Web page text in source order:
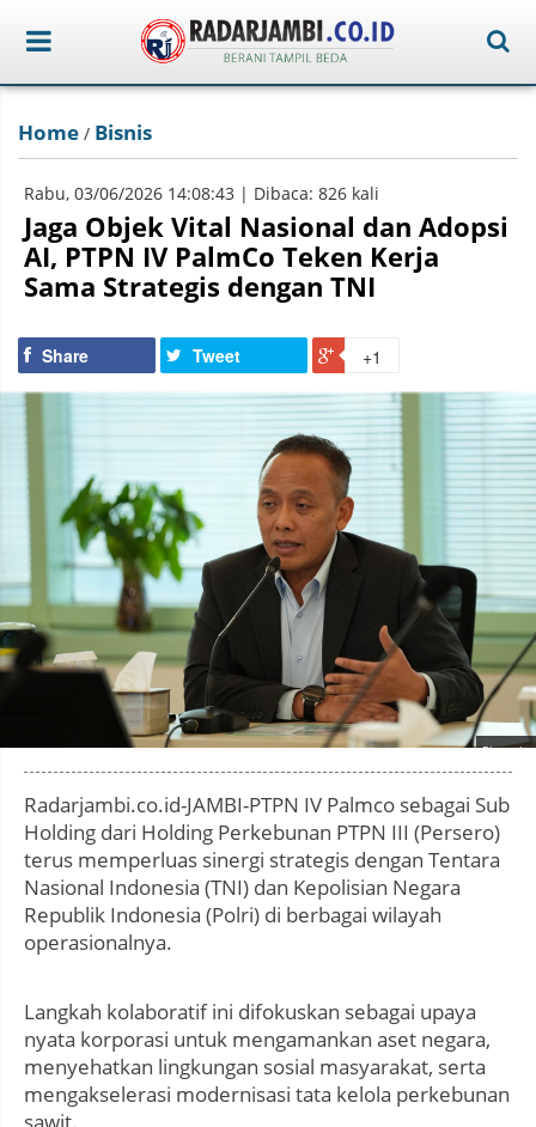
Home / Bisnis
Rabu, 03/06/2026 14:08:43 | Dibaca: 826 kali
Jaga Objek Vital Nasional dan Adopsi
AI, PTPN IV PalmCo Teken Kerja
Sama Strategis dengan TNI
Share Tweet +1
Photo by
Radarjambi.co.id-JAMBI-PTPN IV Palmco sebagai Sub
Holding dari Holding Perkebunan PTPN III (Persero)
terus memperluas sinergi strategis dengan Tentara
Nasional Indonesia (TNI) dan Kepolisian Negara
Republik Indonesia (Polri) di berbagai wilayah
operasionalnya.
Langkah kolaboratif ini difokuskan sebagai upaya
nyata korporasi untuk mengamankan aset negara,
menyehatkan lingkungan sosial masyarakat, serta
mengakselerasi modernisasi tata kelola perkebunan